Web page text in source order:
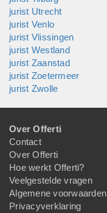
jurist Utrecht
jurist Venlo
jurist Vlissingen
jurist Westland
jurist Zaanstad
jurist Zoetermeer
jurist Zwolle
Over Offerti
Contact
Over Offerti
Hoe werkt Offerti?
Veelgestelde vragen
Algemene voorwaarden
Privacyverklaring